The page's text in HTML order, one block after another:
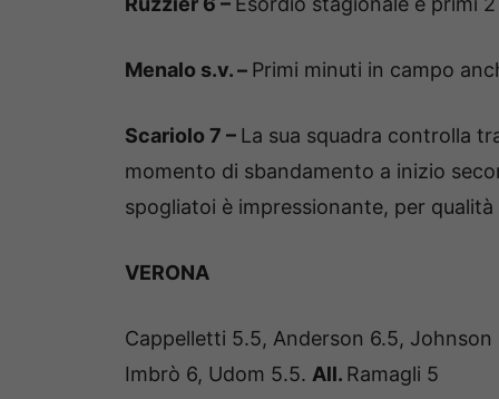
Menalo s.v. – Primi minuti in campo
Scariolo 7 – La sua squadra controlla
momento di sbandamento a inizio
spogliatoi è impressionante, per
VERONA
Cappelletti 5.5, Anderson 6.5,
Imbrò 6, Udom 5.5. All. Ramagli 5